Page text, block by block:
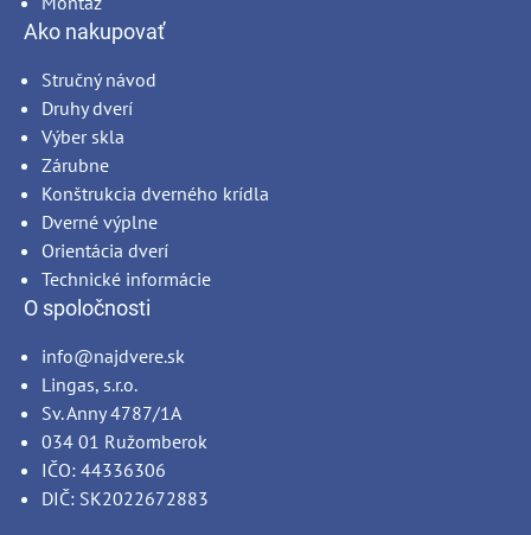
Ako nakupovať
Stručný návod
Druhy dverí
Výber skla
Zárubne
Konštrukcia dverného krídla
Dverné výplne
Orientácia dverí
Technické informácie
O spoločnosti
info@najdvere.sk
Lingas, s.r.o.
Sv. Anny 4787/1A
034 01 Ružomberok
IČO: 44336306
DIČ: SK2022672883